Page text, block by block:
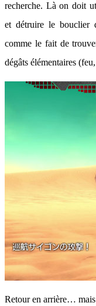
recherche. Là on doit
et détruire le bouclier
comme le fait de
dégâts élémentaires
Retour en arrière… mais